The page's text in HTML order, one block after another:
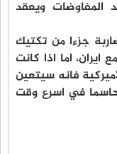
المفاوضات ويعقد
جزءا من تكتيك
اما اذا كانت
فانه سيتعين
في اسرع وقت